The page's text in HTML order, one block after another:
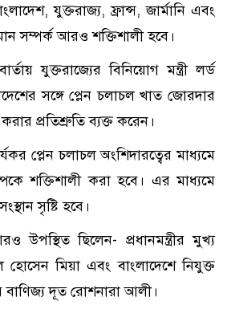
যুক্তরাজ্য, ফ্রান্স, জার্মানি এবং
সম্পর্ক আরও শক্তিশালী হবে।
যুক্তরাজ্যের বিনিয়োগ মন্ত্রী লর্ড
সঙ্গে প্লেন চলাচল খাত জোরদার
প্রতিশ্রুতি ব্যক্ত করেন।
প্লেন চলাচল অংশিদারত্বের মাধ্যমে
শক্তিশালী করা হবে। এর মাধ্যমে
সৃষ্টি হবে।
উপস্থিত ছিলেন- প্রধানমন্ত্রীর মুখ্য
মিয়া এবং বাংলাদেশে নিযুক্ত
বাণিজ্য দূত রোশনারা আলী।